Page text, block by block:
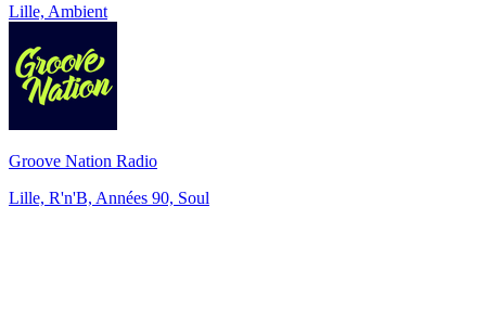
Lille, Ambient
Groove Nation Radio
Lille, R'n'B, Années 90, Soul